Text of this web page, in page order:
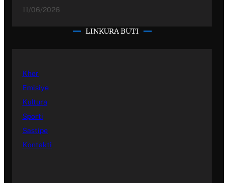
11/06/2026
LINKURA BUTI
Kher
Emisiye
Kultura
Sporti
Sastipe
Kontakti